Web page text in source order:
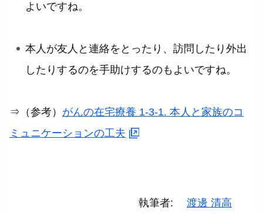
よいですね。
本人が友人と連絡をとったり、訪問したり外出
したりするのを手助けするのもよいですね。
⇒（参考） がんの在宅療養 1-3-1. 本人と家族のコ
ミュニケーションの工夫
執筆者
渡邊 清高